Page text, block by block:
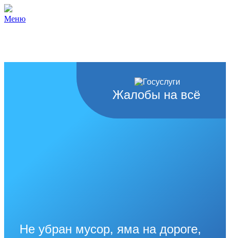
Меню
Жалобы на всё
Не убран мусор, яма на дороге,